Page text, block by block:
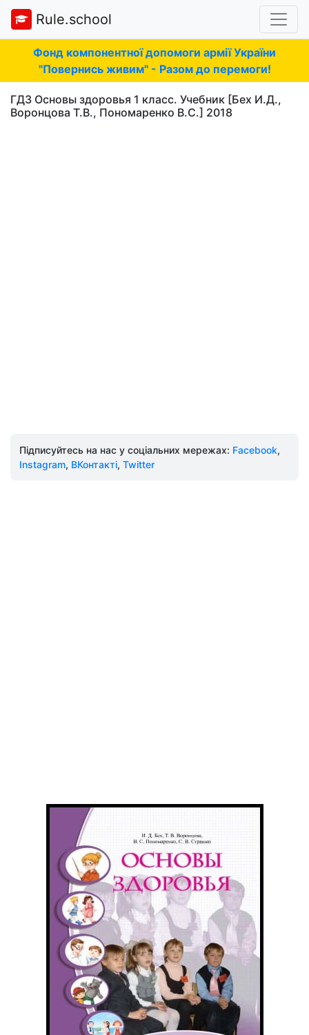
Rule.school
Фонд компонентної допомоги армії України
"Повернись живим" - Разом до перемоги!
ГДЗ Основы здоровья 1 класс. Учебник [Бех И.Д.,
Воронцова Т.В., Пономаренко В.С.] 2018
Підписуйтесь на нас у соціальних мережах: Facebook,
Instagram, ВКонтакті, Twitter